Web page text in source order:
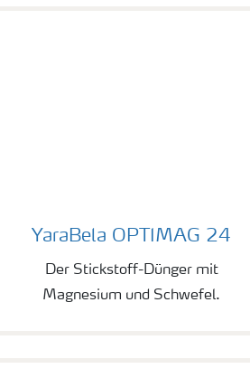
YaraBela OPTIMAG 24
Der Stickstoff-Dünger mit
Magnesium und Schwefel.